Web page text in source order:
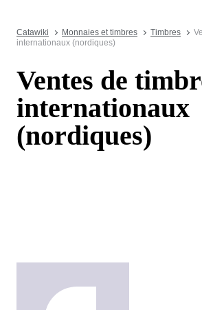
Catawiki Monnaies et timbres Timbres
internationaux (nordiques)
Ventes de
internationaux
(nordiques)